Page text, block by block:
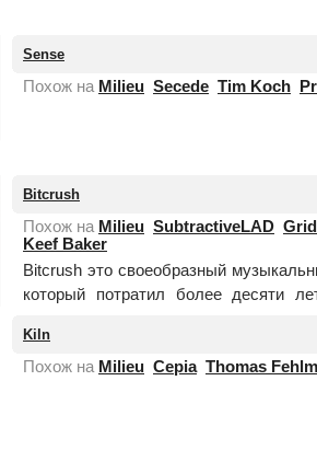
Sense
Похож на Milieu Secede Tim Koch
Bitcrush
Похож на Milieu SubtractiveLAD
Keef Baker
Bitcrush это своеобразный
который потратил более десяти
Как один ...
Kiln
Похож на Milieu Cepia Thomas